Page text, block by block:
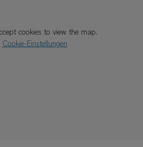
cookies to view the map.
Cookie-Einstellungen